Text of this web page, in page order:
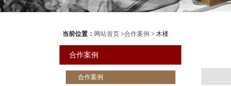
当前位置： 网站首页>合作案例 > 木楼
合作案例
合作案例